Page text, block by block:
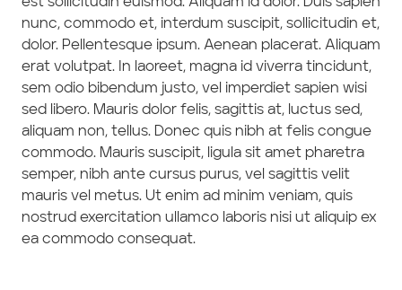
nunc, commodo et, interdum suscipit, sollicitudin et,
dolor. Pellentesque ipsum. Aenean placerat. Aliquam
erat volutpat. In laoreet, magna id viverra tincidunt,
sem odio bibendum justo, vel imperdiet sapien wisi
sed libero. Mauris dolor felis, sagittis at, luctus sed,
aliquam non, tellus. Donec quis nibh at felis congue
commodo. Mauris suscipit, ligula sit amet pharetra
semper, nibh ante cursus purus, vel sagittis velit
mauris vel metus. Ut enim ad minim veniam, quis
nostrud exercitation ullamco laboris nisi ut aliquip ex
ea commodo consequat.